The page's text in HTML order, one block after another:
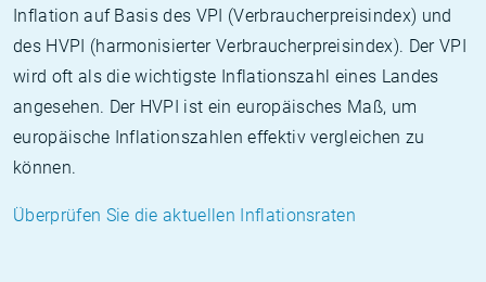
Inflation auf Basis des VPI (Verbraucherpreisindex) und
des HVPI (harmonisierter Verbraucherpreisindex). Der VPI
wird oft als die wichtigste Inflationszahl eines Landes
angesehen. Der HVPI ist ein europäisches Maß, um
europäische Inflationszahlen effektiv vergleichen zu
können.
Überprüfen Sie die aktuellen Inflationsraten